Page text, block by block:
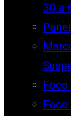
30 a
Foco
Foco